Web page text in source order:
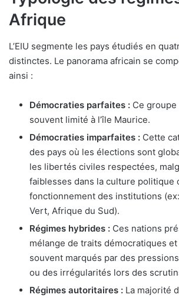
Afrique
L’EIU segmente les pays étudiés en
distinctes. Le panorama africain se
ainsi :
Démocraties parfaites : Ce
souvent limité à l’île Maurice.
Démocraties imparfaites : Cette
des pays où les élections sont
les libertés civiles respectées,
faiblesses dans la culture politique
fonctionnement des institutions
Vert, Afrique du Sud).
Régimes hybrides : Ces nations
mélange de traits démocratiques
souvent marqués par des
ou des irrégularités lors des
Régimes autoritaires : La majorité